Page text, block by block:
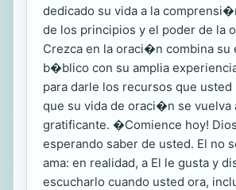
dedicado su vida a la
de los principios y el poder de la
Crezca en la oraci�n combina su
b�blico con su amplia
para darle los recursos que usted
que su vida de oraci�n se vuelva
gratificante. �Comience hoy!
esperando saber de usted. El no
ama: en realidad, a El le gusta y
escucharlo cuando usted ora,